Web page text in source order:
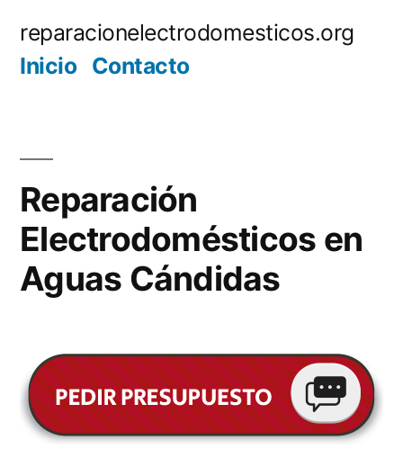
reparacionelectrodomesticos.org
Inicio Contacto
Reparación
Electrodomésticos en
Aguas Cándidas